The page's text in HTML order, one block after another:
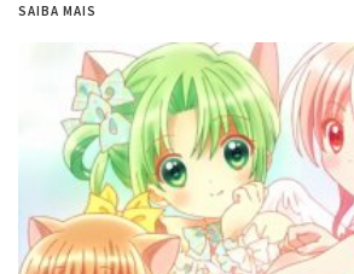
SAIBA MAIS